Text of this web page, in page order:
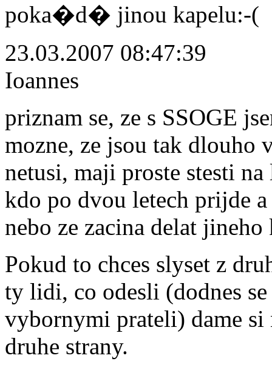
poka�d� jinou kapelu:-(
23.03.2007 08:47:39
Ioannes
priznam se, ze s SSOGE
mozne, ze jsou tak dlouho
netusi, maji proste stesti
kdo po dvou letech prijde a
nebo ze zacina delat
Pokud to chces slyset z
ty lidi, co odesli (dodnes
vybornymi prateli) dame
druhe strany.